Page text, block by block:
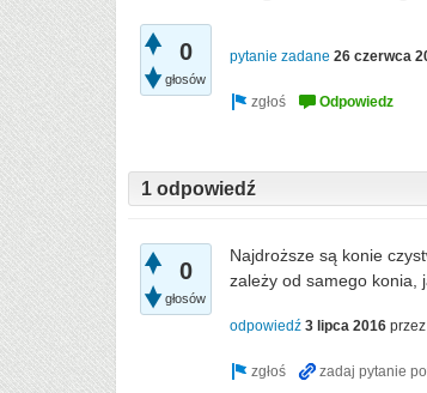
0
głosów
pytanie zadane 26 czerwca
1 odpowiedź
0
głosów
Najdroższe są konie
zależy od samego konia,
odpowiedź 3 lipca 2016